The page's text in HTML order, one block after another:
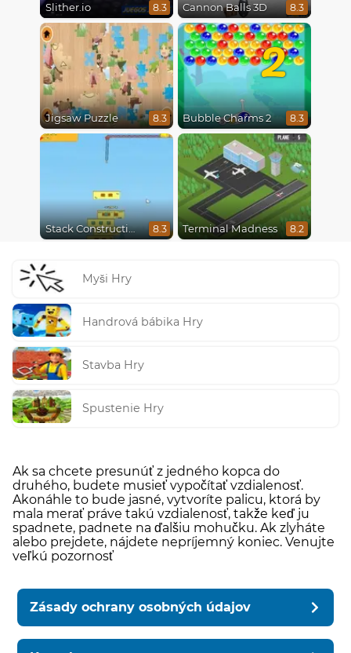
Slither.io 8.3 Cannon Balls 3D 8.3
Jigsaw Puzzle 8.3
2
Bubble Charms 2 8.3
Stack Construction 8.3 Terminal Madness 8.2
Myši Hry
Handrová bábika Hry
Stavba Hry
Spustenie Hry
Ak sa chcete presunúť z jedného kopca do
druhého, budete musieť vypočítať vzdialenosť.
Akonáhle to bude jasné, vytvoríte palicu, ktorá by
mala merať práve takú vzdialenosť, takže keď ju
spadnete, padnete na ďalšiu mohučku. Ak zlyháte
alebo prejdete, nájdete nepríjemný koniec. Venujte
veľkú pozornosť
Zásady ochrany osobných údajov